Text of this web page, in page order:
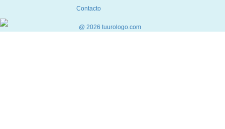
Contacto
@ 2026 tuurologo.com